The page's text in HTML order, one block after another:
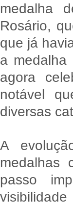
medalha
Rosário,
que já
a
agora
notável
diversas
A
medalhas
passo